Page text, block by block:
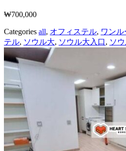
₩700,000
Categories all, オフィステル, ワンル
テル, ソウル大, ソウル大入口, ソ